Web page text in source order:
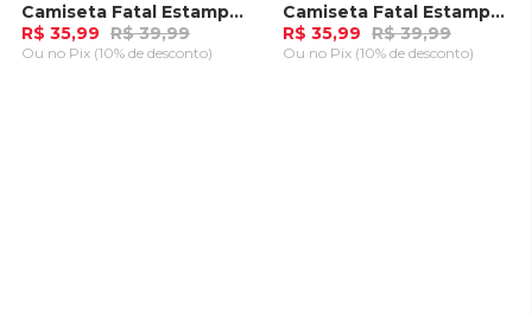
-10%
Camiseta Fatal Estampada Branca
R$ 35,99 R$ 39,99
Ou no Pix (10% de desconto)
-10%
Camiseta Fatal Estampada Vermelha
R$ 35,99 R$ 39,99
Ou no Pix (10% de desconto)